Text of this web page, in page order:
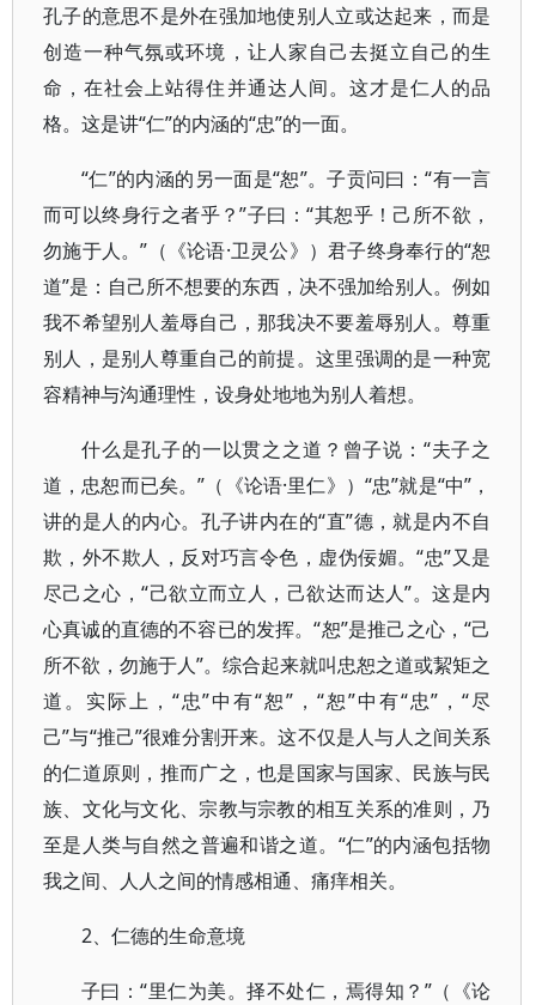
孔子的意思不是外在强加地使别人立或达起来，而是
创造一种气氛或环境，让人家自己去挺立自己的生
命，在社会上站得住并通达人间。这才是仁人的品
格。这是讲“仁”的内涵的“忠”的一面。
“仁”的内涵的另一面是“恕”。子贡问曰：“有一言
而可以终身行之者乎？”子曰：“其恕乎！己所不欲，
勿施于人。”（《论语·卫灵公》）君子终身奉行的“恕
道”是：自己所不想要的东西，决不强加给别人。例如
我不希望别人羞辱自己，那我决不要羞辱别人。尊重
别人，是别人尊重自己的前提。这里强调的是一种宽
容精神与沟通理性，设身处地地为别人着想。
什么是孔子的一以贯之之道？曾子说：“夫子之
道，忠恕而已矣。”（《论语·里仁》）“忠”就是“中”，
讲的是人的内心。孔子讲内在的“直”德，就是内不自
欺，外不欺人，反对巧言令色，虚伪佞媚。“忠”又是
尽己之心，“己欲立而立人，己欲达而达人”。这是内
心真诚的直德的不容已的发挥。“恕”是推己之心，“己
所不欲，勿施于人”。综合起来就叫忠恕之道或絜矩之
道。实际上，“忠”中有“恕”，“恕”中有“忠”，“尽
己”与“推己”很难分割开来。这不仅是人与人之间关系
的仁道原则，推而广之，也是国家与国家、民族与民
族、文化与文化、宗教与宗教的相互关系的准则，乃
至是人类与自然之普遍和谐之道。“仁”的内涵包括物
我之间、人人之间的情感相通、痛痒相关。
2、仁德的生命意境
子曰：“里仁为美。择不处仁，焉得知？”（《论